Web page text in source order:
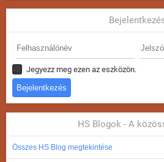
Jegyezz meg ezen az eszközön.
HS Blogok - A
Összes HS Blog megtekintése